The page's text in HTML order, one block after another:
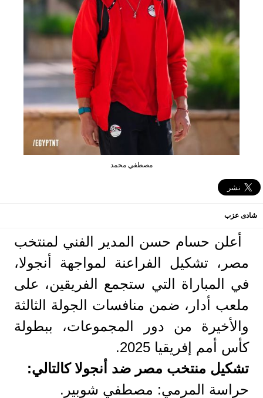
مصطفي محمد
شادى عزب
أعلن حسام حسن المدير الفني لمنتخب
مصر، تشكيل الفراعنة لمواجهة أنجولا،
في المباراة التي ستجمع الفريقين، على
ملعب أدار، ضمن منافسات الجولة الثالثة
والأخيرة من دور المجموعات، ببطولة
كأس أمم إفريقيا 2025.
تشكيل منتخب مصر ضد أنجولا كالتالي:
حراسة المرمي: مصطفي شوبير.